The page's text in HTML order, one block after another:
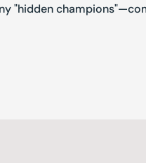
"hidden